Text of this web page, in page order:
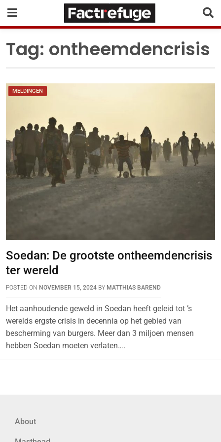
Tag: ontheemdencrisis
MELDINGEN
Soedan: De grootste ontheemdencrisis
ter wereld
POSTED ON NOVEMBER 15, 2024 BY MATTHIAS BAREND
Het aanhoudende geweld in Soedan heeft geleid tot ’s
werelds ergste crisis in decennia op het gebied van
bescherming van burgers. Meer dan 3 miljoen mensen
hebben Soedan moeten verlaten….
About